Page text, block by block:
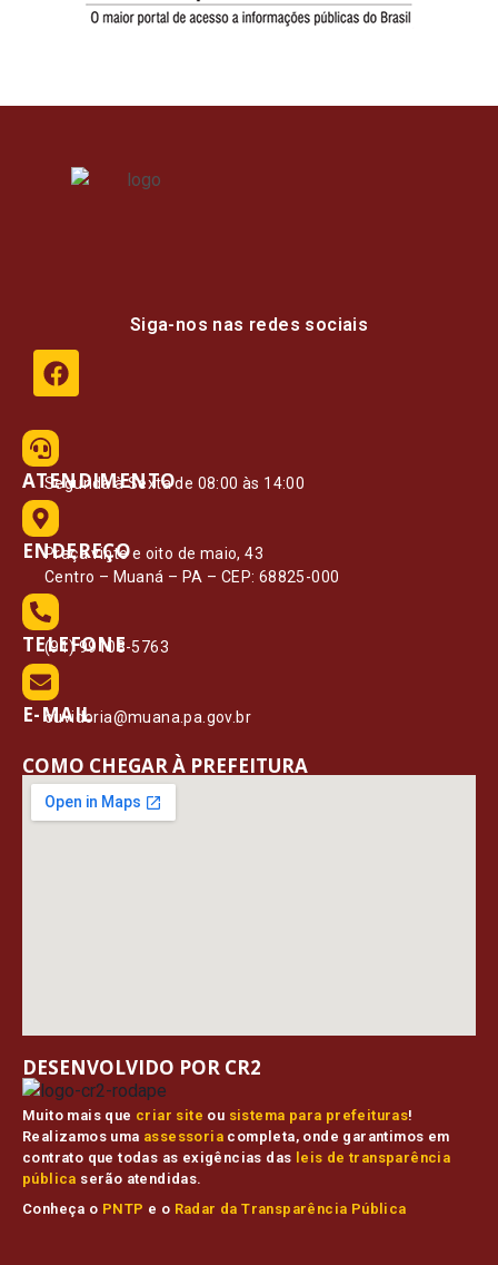
Siga-nos nas redes sociais
ATENDIMENTO
Segunda à Sexta de 08:00 às 14:00
ENDEREÇO
Praça vinte e oito de maio, 43
Centro – Muaná – PA – CEP: 68825-000
TELEFONE
(91) 99108-5763
E-MAIL
ouvidoria@muana.pa.gov.br
COMO CHEGAR À PREFEITURA
Muito mais que criar site ou sistema para prefeituras!
Realizamos uma assessoria completa, onde garantimos em
contrato que todas as exigências das leis de transparência
pública serão atendidas.
Conheça o PNTP e o Radar da Transparência Pública
DESENVOLVIDO POR CR2